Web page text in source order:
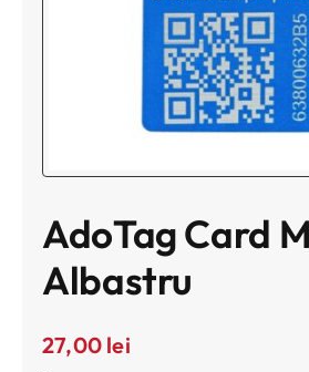
AdoTag Card
Albastru
27,00 lei